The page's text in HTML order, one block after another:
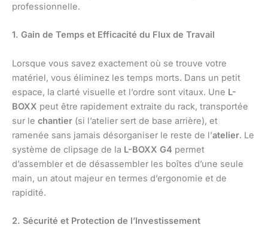
professionnelle.
1. Gain de Temps et Efficacité du Flux de Travail
Lorsque vous savez exactement où se trouve votre
matériel, vous éliminez les temps morts. Dans un petit
espace, la clarté visuelle et l’ordre sont vitaux. Une L-
BOXX peut être rapidement extraite du rack, transportée
sur le chantier (si l’atelier sert de base arrière), et
ramenée sans jamais désorganiser le reste de l’atelier. Le
système de clipsage de la L-BOXX G4 permet
d’assembler et de désassembler les boîtes d’une seule
main, un atout majeur en termes d’ergonomie et de
rapidité.
2. Sécurité et Protection de l’Investissement